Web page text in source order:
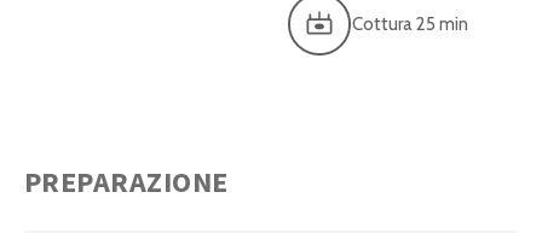
Cottura 25 min
PREPARAZIONE